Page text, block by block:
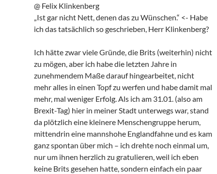
@ Felix Klinkenberg
„Ist gar nicht Nett, denen das zu Wünschen.“ <- Habe
ich das tatsächlich so geschrieben, Herr Klinkenberg?
Ich hätte zwar viele Gründe, die Brits (weiterhin) nicht
zu mögen, aber ich habe die letzten Jahre in
zunehmendem Maße darauf hingearbeitet, nicht
mehr alles in einen Topf zu werfen und habe damit mal
mehr, mal weniger Erfolg. Als ich am 31.01. (also am
Brexit-Tag) hier in meiner Stadt unterwegs war, stand
da plötzlich eine kleinere Menschengruppe herum,
mittendrin eine mannshohe Englandfahne und es kam
ganz spontan über mich – ich drehte noch einmal um,
nur um ihnen herzlich zu gratulieren, weil ich eben
keine Brits gesehen hatte, sondern einfach ein paar